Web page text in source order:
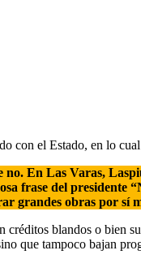
con el Estado, en lo
no. En Las Varas,
frase del presidente
grandes obras por sí
blandos o bien
que tampoco bajan